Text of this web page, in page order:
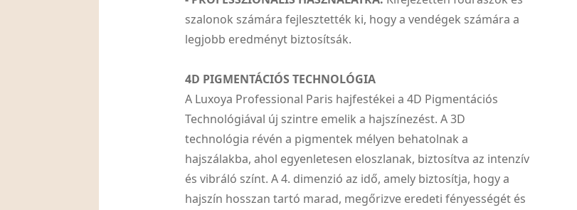
szalonok számára fejlesztették ki, hogy a vendégek számára a
legjobb eredményt biztosítsák.
4D PIGMENTÁCIÓS TECHNOLÓGIA
A Luxoya Professional Paris hajfestékei a 4D Pigmentációs
Technológiával új szintre emelik a hajszínezést. A 3D
technológia révén a pigmentek mélyen behatolnak a
hajszálakba, ahol egyenletesen eloszlanak, biztosítva az intenzív
és vibráló színt. A 4. dimenzió az idő, amely biztosítja, hogy a
hajszín hosszan tartó marad, megőrizve eredeti fényességét és